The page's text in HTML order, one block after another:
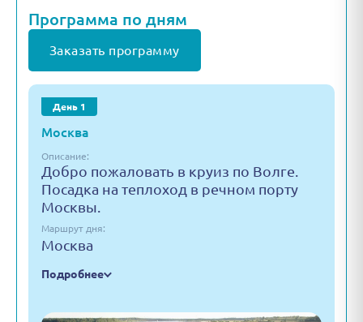
Программа по дням
Заказать программу
День 1
Москва
Описание:
Добро пожаловать в круиз по Волге.
Посадка на теплоход в речном порту
Москвы.
Маршрут дня:
Москва
Подробнее